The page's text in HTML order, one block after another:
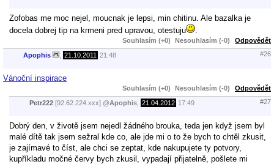
Zofobas me moc nejel, moucnak je lepsi, min chitinu. Ale bazalka je
docela dobrej tip na krmeni pred upravou, otestuju
Souhlasím (+0) Nesouhlasím (-0) Odpovědět
Apophis 21.10.2011 21:48 #26
Vánoční inspirace
Souhlasím (+0) Nesouhlasím (-0) Odpovědět
Petr222 [92.62.224.xxx] @Apophis 21.04.2012 17:49 #27
Dobrý den, v životě jsem nejedl žádného brouka, teda jen když jsem byl
malé dítě tak jsem sežral kde co, ale jde mi o to že bych to chtěl zkusit,
je zajímavé to číst, ale chci se zeptat, kde nakupujete ty potvory,
kupříkladu močné červy bych zkusil, vypadají přijatelně, pošlete mi